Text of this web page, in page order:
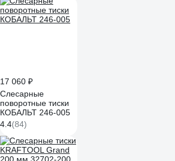
17 060 ₽
Слесарные
поворотные тиски
КОБАЛЬТ 246-005
4.4(84)